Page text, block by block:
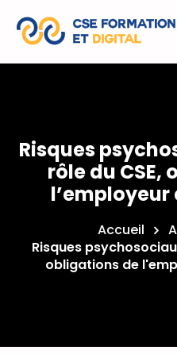
Risques
rôle du
Accueil
Risques
obligations de